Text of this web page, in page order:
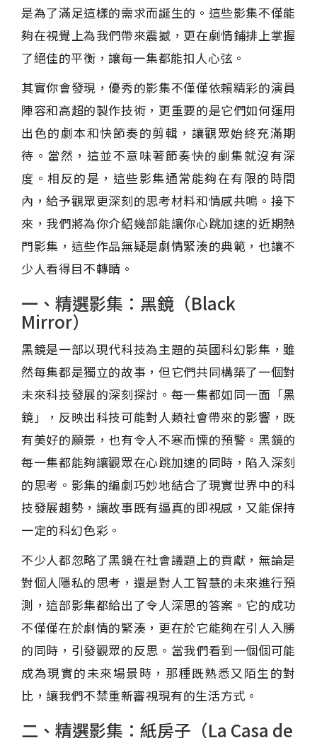
是為了滿足這樣的需求而誕生的。這些影集不僅能
夠在視覺上為我們帶來震撼，更在劇情鋪排上掌握
了絕佳的平衡，讓每一集都能扣人心弦。
其實你會發現，優秀的影集不僅僅依賴精彩的演員
陣容和高超的製作技術，更重要的是它們如何運用
出色的劇本和快節奏的剪輯，讓觀眾始終充滿期
待。當然，這並不意味著節奏快的劇集就沒有深
度。相反的是，這些影集通常能夠在有限的時間
內，給予觀眾更深刻的思考材料和情感共鳴。接下
來，我們將為你介紹幾部能讓你心跳加速的近期熱
門影集，這些作品無疑是劇情緊湊的典範，也讓不
少人看得目不轉睛。
一、精選影集：黑鏡（Black
Mirror）
黑鏡是一部以現代科技為主題的英國科幻影集，雖
然每集都是獨立的故事，但它們共同構築了一個對
未來科技發展的深刻探討。每一集都如同一面「黑
鏡」，反映出科技可能對人類社會帶來的影響，既
有美好的願景，也有令人不寒而慄的預警。黑鏡的
每一集都能夠讓觀眾在心跳加速的同時，陷入深刻
的思考。影集的編劇巧妙地結合了現實世界中的科
技發展趨勢，讓故事既有逼真的即視感，又能保持
一定的科幻色彩。
不少人都忽略了黑鏡在社會議題上的貢獻，無論是
對個人隱私的思考，還是對人工智慧的未來進行預
測，這部影集都給出了令人深思的答案。它的成功
不僅僅在於劇情的緊湊，更在於它能夠在引人入勝
的同時，引發觀眾的反思。當我們看到一個個可能
成為現實的未來場景時，那種既熟悉又陌生的對
比，讓我們不禁重新審視現有的生活方式。
二、精選影集：紙房子（La Casa de